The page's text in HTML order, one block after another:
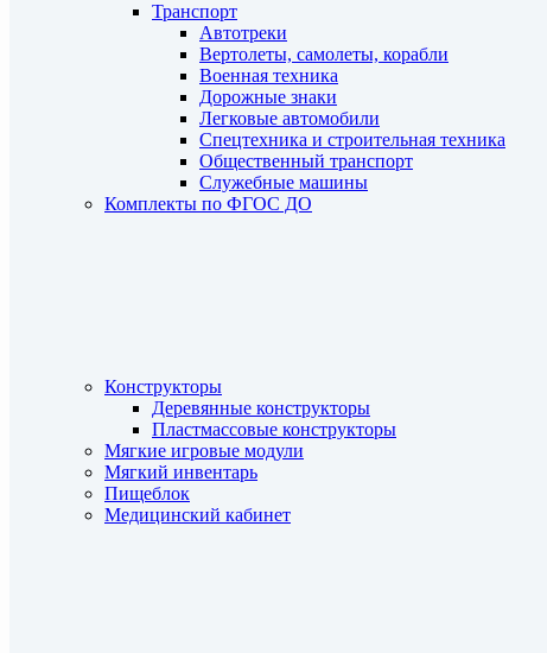
Транспорт
Автотреки
Вертолеты, самолеты, корабли
Военная техника
Дорожные знаки
Легковые автомобили
Спецтехника и строительная техника
Общественный транспорт
Служебные машины
Комплекты по ФГОС ДО
Конструкторы
Деревянные конструкторы
Пластмассовые конструкторы
Мягкие игровые модули
Мягкий инвентарь
Пищеблок
Медицинский кабинет